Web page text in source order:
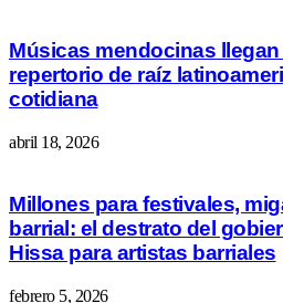
Músicas mendocinas
repertorio de raíz
cotidiana
abril 18, 2026
Millones para festivales,
barrial: el destrato del
Hissa para artistas barriales
febrero 5, 2026